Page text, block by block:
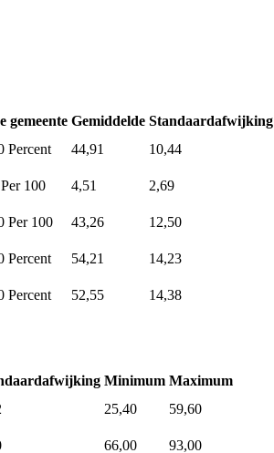
gemeente Gemiddelde Standaardafwijking
Percent 44,91 10,44
Per 100 4,51 2,69
Per 100 43,26 12,50
Percent 54,21 14,23
Percent 52,55 14,38
Minimum Maximum
25,40
59,60
66,00
93,00